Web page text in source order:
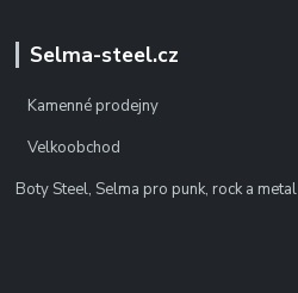
Selma-steel.cz
Kamenné prodejny
Velkoobchod
Boty Steel, Selma pro punk, rock a metal